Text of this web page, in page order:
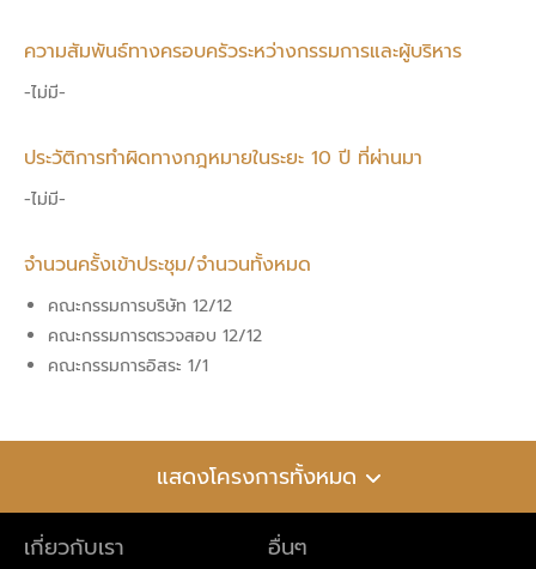
ความสัมพันธ์ทางครอบครัวระหว่างกรรมการและผู้บริหาร
-ไม่มี-
ประวัติการทำผิดทางกฎหมายในระยะ 10 ปี ที่ผ่านมา
-ไม่มี-
จำนวนครั้งเข้าประชุม/จำนวนทั้งหมด
คณะกรรมการบริษัท 12/12
คณะกรรมการตรวจสอบ 12/12
คณะกรรมการอิสระ 1/1
แสดงโครงการทั้งหมด
เกี่ยวกับเรา อื่นๆ